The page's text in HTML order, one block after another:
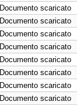
Documento scaricato
Documento scaricato
Documento scaricato
Documento scaricato
Documento scaricato
Documento scaricato
Documento scaricato
Documento scaricato